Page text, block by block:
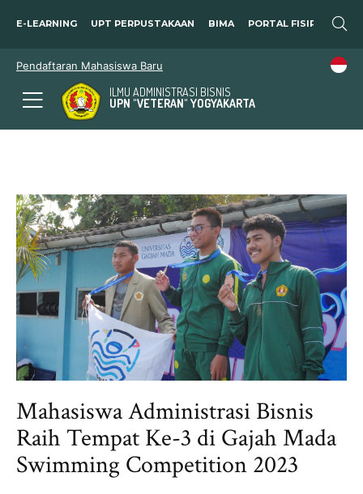
E-LEARNING UPT PERPUSTAKAAN BIMA PORTAL FISIP
Pendaftaran Mahasiswa Baru
ILMU ADMINISTRASI BISNIS
UPN "VETERAN" YOGYAKARTA
Mahasiswa Administrasi Bisnis
Raih Tempat Ke-3 di Gajah Mada
Swimming Competition 2023